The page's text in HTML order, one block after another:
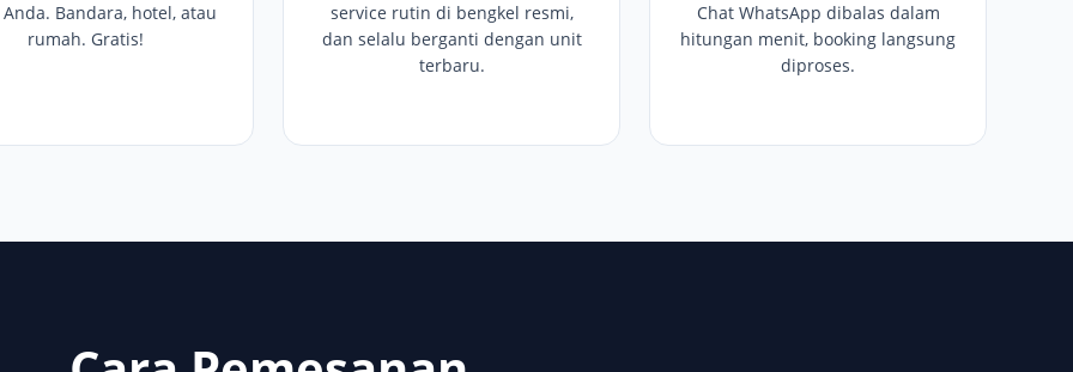
Anda. Bandara, hotel, atau
rumah. Gratis!
service rutin di bengkel resmi,
dan selalu berganti dengan unit
terbaru.
Chat WhatsApp dibalas dalam
hitungan menit, booking langsung
diproses.